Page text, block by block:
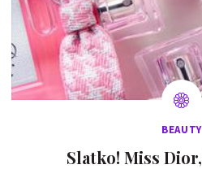
BEAUTY
Slatko! Miss